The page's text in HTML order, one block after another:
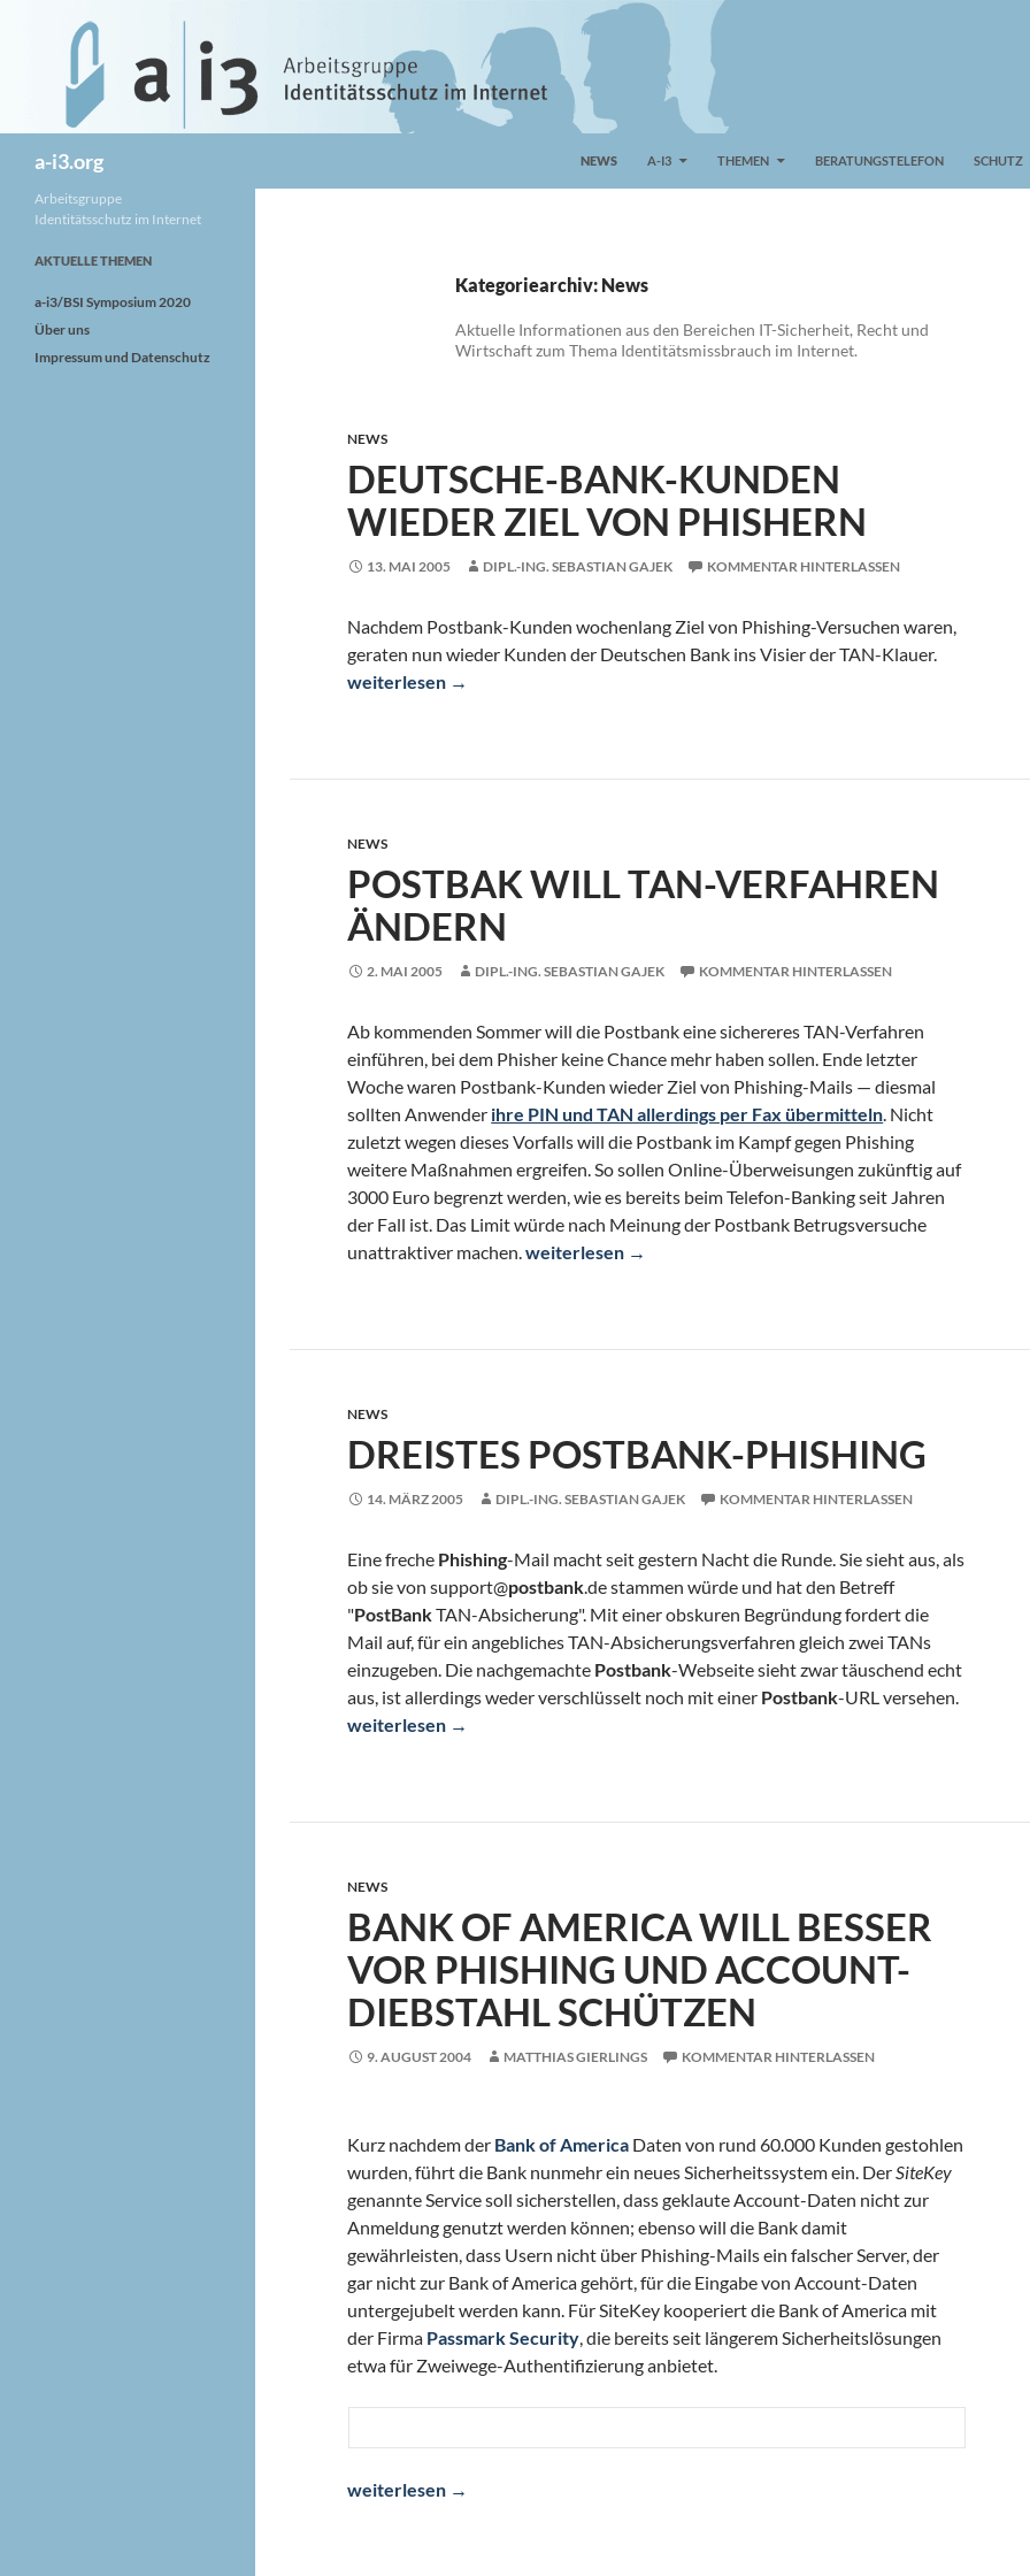
a-i3.org NEWS A-I3 THEMEN BERATUNGSTELEFON SCHUTZ
Kategoriearchiv: News
Aktuelle Informationen aus den Bereichen IT-Sicherheit, Recht und
Wirtschaft zum Thema Identitätsmissbrauch im Internet.
NEWS
DEUTSCHE-BANK-KUNDEN
WIEDER ZIEL VON PHISHERN
13. MAI 2005 DIPL.-ING. SEBASTIAN GAJEK KOMMENTAR HINTERLASSEN
Nachdem Postbank-Kunden wochenlang Ziel von Phishing-Versuchen waren,
geraten nun wieder Kunden der Deutschen Bank ins Visier der TAN-Klauer.
Deutsche-Bank-Kunden wieder Ziel von Phishern
weiterlesen →
NEWS
POSTBAK WILL TAN-VERFAHREN
ÄNDERN
2. MAI 2005 DIPL.-ING. SEBASTIAN GAJEK KOMMENTAR HINTERLASSEN
Ab kommenden Sommer will die Postbank eine sichereres TAN-Verfahren
einführen, bei dem Phisher keine Chance mehr haben sollen. Ende letzter
Woche waren Postbank-Kunden wieder Ziel von Phishing-Mails — diesmal
sollten Anwender ihre PIN und TAN allerdings per Fax übermitteln. Nicht
zuletzt wegen dieses Vorfalls will die Postbank im Kampf gegen Phishing
weitere Maßnahmen ergreifen. So sollen Online-Überweisungen zukünftig auf
3000 Euro begrenzt werden, wie es bereits beim Telefon-Banking seit Jahren
der Fall ist. Das Limit würde nach Meinung der Postbank Betrugsversuche
unattraktiver machen.Postbak will TAN-Verfahren ändern
weiterlesen →
NEWS
DREISTES POSTBANK-PHISHING
14. MÄRZ 2005 DIPL.-ING. SEBASTIAN GAJEK KOMMENTAR HINTERLASSEN
Eine freche Phishing-Mail macht seit gestern Nacht die Runde. Sie sieht aus, als
ob sie von support@postbank.de stammen würde und hat den Betreff
"PostBankTAN-Absicherung". Mit einer obskuren Begründung fordert die
Mail auf, für ein angebliches TAN-Absicherungsverfahren gleich zwei TANs
einzugeben. Die nachgemachte Postbank-Webseite sieht zwar täuschend echt
aus, ist allerdings weder verschlüsselt noch mit einer Postbank-URL versehen.
Dreistes Postbank-Phishing
weiterlesen →
NEWS
BANK OF AMERICA WILL BESSER
VOR PHISHING UND ACCOUNT-
DIEBSTAHL SCHÜTZEN
9. AUGUST 2004 MATTHIAS GIERLINGS KOMMENTAR HINTERLASSEN
Kurz nachdem der Bank of America Daten von rund 60.000 Kunden gestohlen
wurden, führt die Bank nunmehr ein neues Sicherheitssystem ein. DerSiteKey
genannte Service soll sicherstellen, dass geklaute Account-Daten nicht zur
Anmeldung genutzt werden können; ebenso will die Bank damit
gewährleisten, dass Usern nicht über Phishing-Mails ein falscher Server, der
gar nicht zur Bank of America gehört, für die Eingabe von Account-Daten
untergejubelt werden kann. Für SiteKey kooperiert die Bank of America mit
der Firma Passmark Security, die bereits seit längerem Sicherheitslösungen
etwa für Zweiwege-Authentifizierung anbietet.
Bank of America will besser vor Phishing und Account-Diebstahl schützen
weiterlesen →
Arbeitsgruppe
Identitätsschutz im Internet
AKTUELLE THEMEN
a-i3/BSI Symposium 2020
Über uns
Impressum und Datenschutz